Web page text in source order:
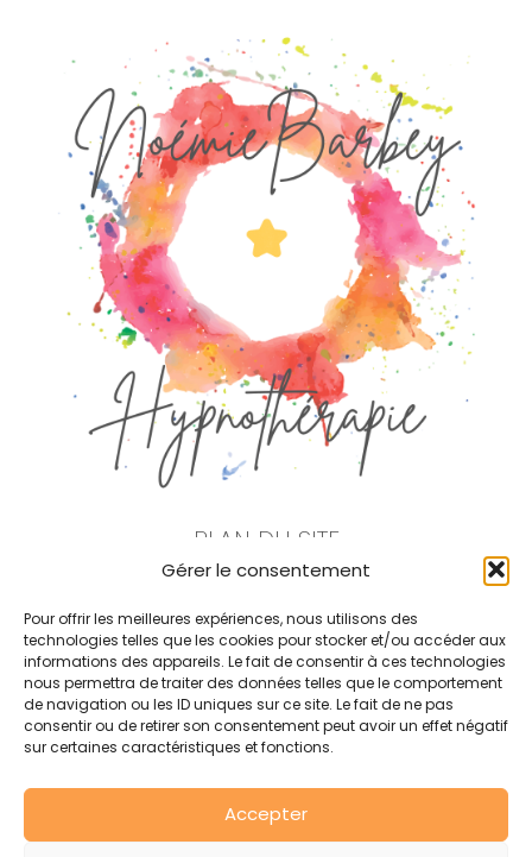
Gérer le consentement
Pour offrir les meilleures expériences, nous utilisons des
technologies telles que les cookies pour stocker et/ou accéder aux
informations des appareils. Le fait de consentir à ces technologies
nous permettra de traiter des données telles que le comportement
de navigation ou les ID uniques sur ce site. Le fait de ne pas
consentir ou de retirer son consentement peut avoir un effet négatif
sur certaines caractéristiques et fonctions.
Accepter
PLAN DU SITE
Qu’est ce que l’hypnose ?
Mes Tarifs
Mes Actualités
Contact
Prendre rendez-vous